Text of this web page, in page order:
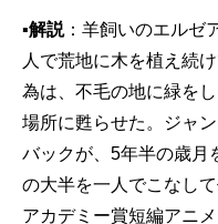
▪解説：羊飼いのエルゼ
人で荒地に木を植え続
為は、不毛の地に緑を
場所に甦らせた。ジャ
バックが、5年半の歳月
の大半を一人でこなし
アカデミー賞短編アニ